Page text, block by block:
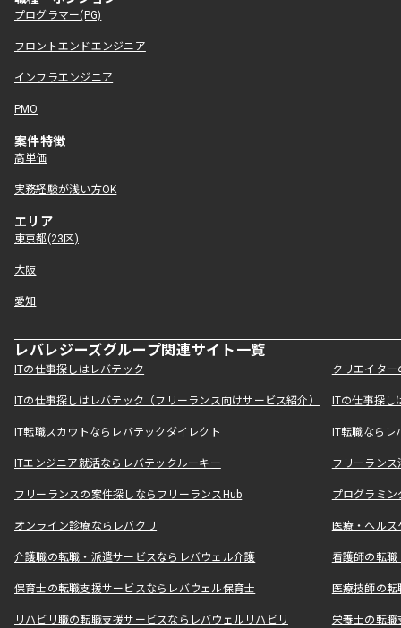
プログラマー(PG)
フロントエンドエンジニア
インフラエンジニア
PMO
案件特徴
高単価
実務経験が浅い方OK
エリア
東京都(23区)
大阪
愛知
レバレジーズグループ関連サイト一覧
ITの仕事探しはレバテック クリエイタ
ITの仕事探しはレバテック（フリーランス向けサービス紹介） ITの仕事探
IT転職スカウトならレバテックダイレクト IT転職なら
ITエンジニア就活ならレバテックルーキー フリーラン
フリーランスの案件探しならフリーランスHub プログラミ
オンライン診療ならレバクリ 医療・ヘル
介護職の転職・派遣サービスならレバウェル介護 看護師の転
保育士の転職支援サービスならレバウェル保育士 医療技師の
リハビリ職の転職支援サービスならレバウェルリハビリ 栄養士の転